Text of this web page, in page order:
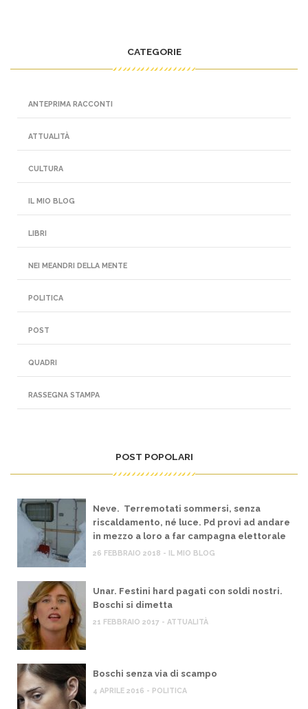
CATEGORIE
ANTEPRIMA RACCONTI
ATTUALITÀ
CULTURA
IL MIO BLOG
LIBRI
NEI MEANDRI DELLA MENTE
POLITICA
POST
QUADRI
RASSEGNA STAMPA
POST POPOLARI
Neve. Terremotati sommersi, senza
riscaldamento, né luce. Pd provi ad andare
in mezzo a loro a far campagna elettorale
26 FEBBRAIO 2018 - IL MIO BLOG
Unar. Festini hard pagati con soldi nostri.
Boschi si dimetta
21 FEBBRAIO 2017 - ATTUALITÀ
Boschi senza via di scampo
4 APRILE 2016 - POLITICA